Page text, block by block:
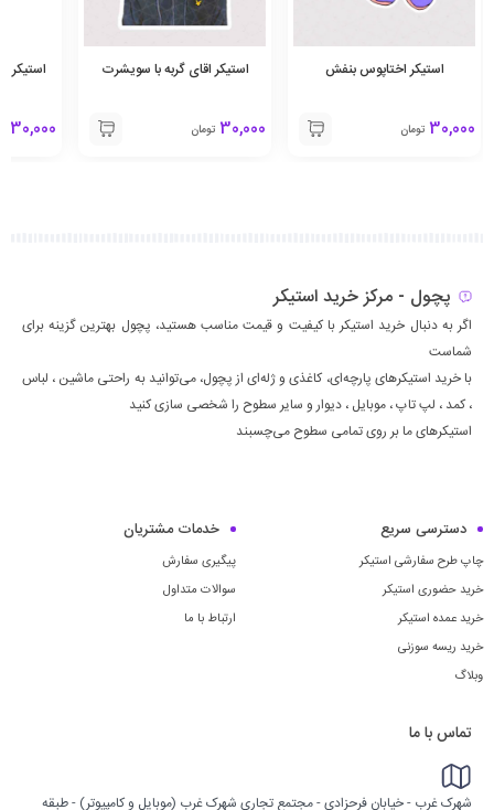
استیکر اختاپوس بنفش
30,000 تومان
استیکر اقای گربه با سویشرت
30,000 تومان
استیکر
30,000
پچول - مرکز خرید استیکر
اگر به دنبال خرید استیکر با کیفیت و قیمت مناسب هستید، پچول بهترین گزینه برای
شماست
با خرید استیکرهای پارچه‌ای، کاغذی و ژله‌ای از پچول، می‌توانید به راحتی ماشين ، لباس
، كمد ، لپ تاپ ، موبايل ، ديوار و سایر سطوح را شخصی سازی کنید
استیکرهای ما بر روی تمامی سطوح می‌چسبند
دسترسی سریع
چاپ طرح سفارشی استیکر
خرید حضوری استیکر
خرید عمده استیکر
خرید ریسه سوزنی
وبلاگ
خدمات مشتریان
پیگیری سفارش
سوالات متداول
ارتباط با ما
تماس با ما
شهرک غرب - خیابان فرحزادی - مجتمع تجاری شهرک غرب (موبایل و کامپیوتر) - طبقه